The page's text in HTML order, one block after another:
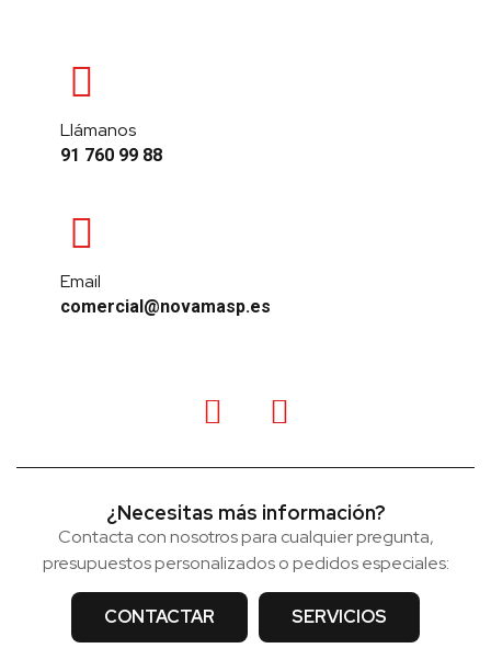
Llámanos
91 760 99 88
Email
comercial@novamasp.es
¿Necesitas más información?
Contacta con nosotros para cualquier pregunta,
presupuestos personalizados o pedidos especiales:
CONTACTAR SERVICIOS